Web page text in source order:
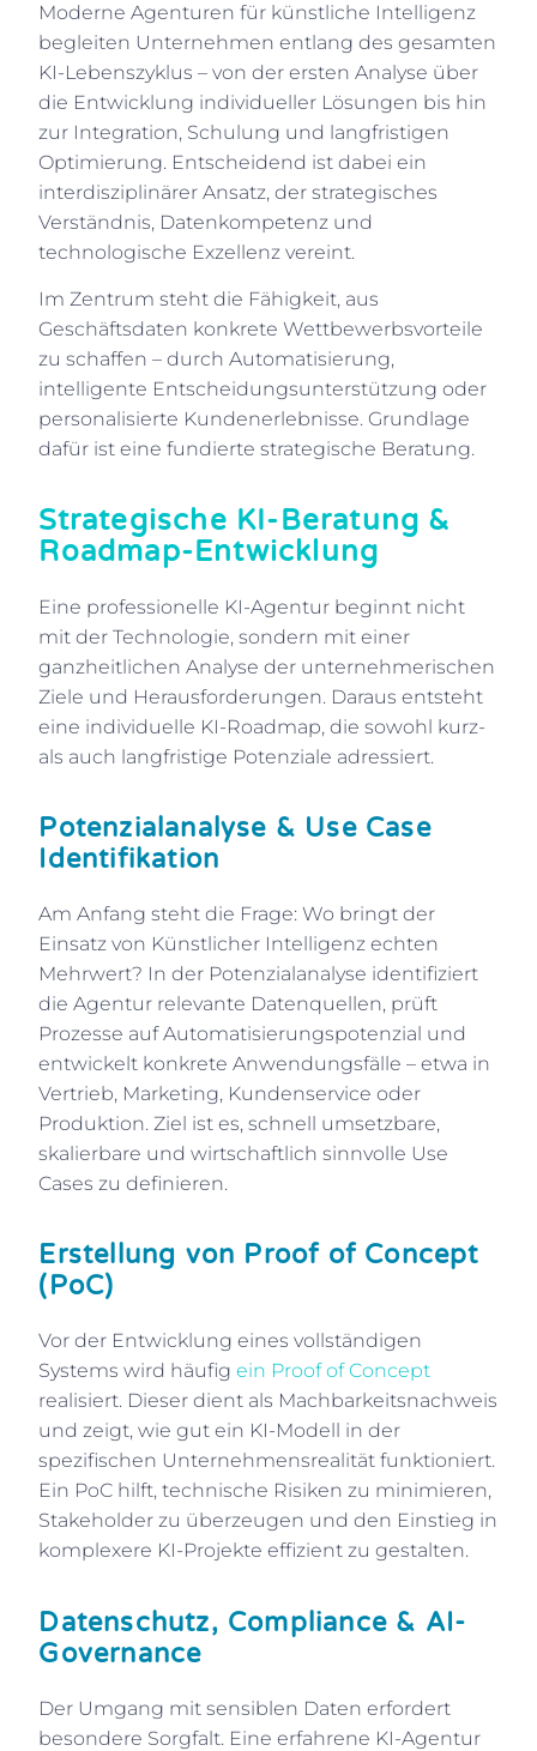
Moderne Agenturen für künstliche Intelligenz
begleiten Unternehmen entlang des gesamten
KI-Lebenszyklus – von der ersten Analyse über
die Entwicklung individueller Lösungen bis hin
zur Integration, Schulung und langfristigen
Optimierung. Entscheidend ist dabei ein
interdisziplinärer Ansatz, der strategisches
Verständnis, Datenkompetenz und
technologische Exzellenz vereint.
Im Zentrum steht die Fähigkeit, aus
Geschäftsdaten konkrete Wettbewerbsvorteile
zu schaffen – durch Automatisierung,
intelligente Entscheidungsunterstützung oder
personalisierte Kundenerlebnisse. Grundlage
dafür ist eine fundierte strategische Beratung.
Strategische KI-Beratung &
Roadmap-Entwicklung
Eine professionelle KI-Agentur beginnt nicht
mit der Technologie, sondern mit einer
ganzheitlichen Analyse der unternehmerischen
Ziele und Herausforderungen. Daraus entsteht
eine individuelle KI-Roadmap, die sowohl kurz-
als auch langfristige Potenziale adressiert.
Potenzialanalyse & Use Case
Identifikation
Am Anfang steht die Frage: Wo bringt der
Einsatz von Künstlicher Intelligenz echten
Mehrwert? In der Potenzialanalyse identifiziert
die Agentur relevante Datenquellen, prüft
Prozesse auf Automatisierungspotenzial und
entwickelt konkrete Anwendungsfälle – etwa in
Vertrieb, Marketing, Kundenservice oder
Produktion. Ziel ist es, schnell umsetzbare,
skalierbare und wirtschaftlich sinnvolle Use
Cases zu definieren.
Erstellung von Proof of Concept
(PoC)
Vor der Entwicklung eines vollständigen
Systems wird häufigein Proof of Concept
realisiert. Dieser dient als Machbarkeitsnachweis
und zeigt, wie gut ein KI-Modell in der
spezifischen Unternehmensrealität funktioniert.
Ein PoC hilft, technische Risiken zu minimieren,
Stakeholder zu überzeugen und den Einstieg in
komplexere KI-Projekte effizient zu gestalten.
Datenschutz, Compliance & AI-
Governance
Der Umgang mit sensiblen Daten erfordert
besondere Sorgfalt. Eine erfahrene KI-Agentur